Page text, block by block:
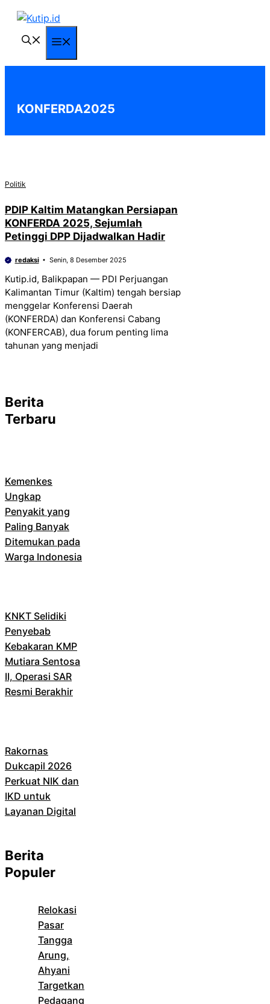
Langsung
KONFERDA2025
Politik
PDIP Kaltim Matangkan Persiapan
KONFERDA 2025, Sejumlah
Petinggi DPP Dijadwalkan Hadir
redaksi Senin, 8 Desember 2025
Kutip.id, Balikpapan — PDI Perjuangan
Kalimantan Timur (Kaltim) tengah bersiap
menggelar Konferensi Daerah
(KONFERDA) dan Konferensi Cabang
(KONFERCAB), dua forum penting lima
tahunan yang menjadi
Berita
Terbaru
Kemenkes
Ungkap
Penyakit yang
Paling Banyak
Ditemukan pada
Warga Indonesia
KNKT Selidiki
Penyebab
Kebakaran KMP
Mutiara Sentosa
II, Operasi SAR
Resmi Berakhir
Rakornas
Dukcapil 2026
Perkuat NIK dan
IKD untuk
Layanan Digital
Berita
Populer
Relokasi
Pasar
Tangga
Arung,
Ahyani
Targetkan
Pedagang